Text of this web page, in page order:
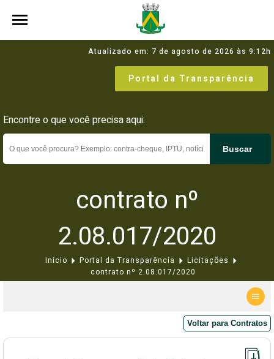
Atualizado em: 7 de agosto de 2026 às 9:12h
Portal da Transparência
Encontre o que você precisa aqui:
Buscar
contrato nº
2.08.017/2020
Início Portal da Transparência
Licitações
contrato nº 2.08.017/2020
Voltar para Contratos